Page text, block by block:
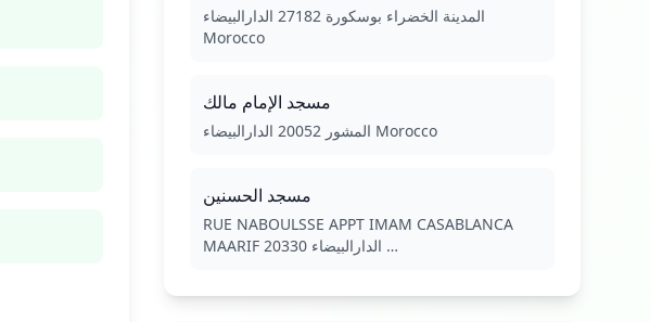
المدينة الخضراء بوسكورة 27182 الدارالبيضاء
Morocco
مسجد الإمام مالك
المشور 20052 الدارالبيضاء Morocco
مسجد الحسنين
RUE NABOULSSE APPT IMAM CASABLANCA
MAARIF 20330 الدارالبيضاء …